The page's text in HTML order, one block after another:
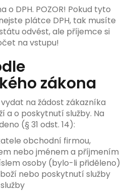
o DPH. POZOR! Pokud tyto
plátce DPH, tak musíte
odvést, ale příjemce si
na vstupu!
zákona
na žádost zákazníka
a o poskytnutí služby. Na
(§ 31 odst. 14):
obchodní firmou,
nebo jménem a příjmením
osoby (bylo-li přiděleno)
nebo poskytnutí služby